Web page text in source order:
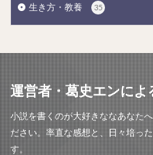
生き方・教養 35
運営者・葛史エンに
小説を書くのが大好きななあなた
ださい。率直な感想と、日々培っ
す。